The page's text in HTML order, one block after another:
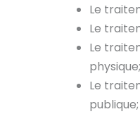
Le
Le
Le
physique;
Le
publique;